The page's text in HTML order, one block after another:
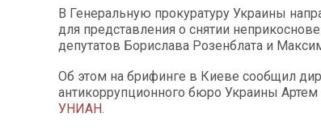
В Генеральную прокуратуру Украины
для представления о снятии
депутатов Борислава Розенблата и
Об этом на брифинге в Киеве сообщил
антикоррупционного бюро Украины
УНИАН.